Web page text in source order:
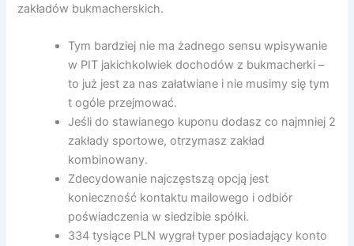
zakładów bukmacherskich.
Tym bardziej nie ma żadnego sensu wpisywanie
w PIT jakichkolwiek dochodów z bukmacherki –
to już jest za nas załatwiane i nie musimy się tym
t ogóle przejmować.
Jeśli do stawianego kuponu dodasz co najmniej 2
zakłady sportowe, otrzymasz zakład
kombinowany.
Zdecydowanie najczęstszą opcją jest
konieczność kontaktu mailowego i odbiór
poświadczenia w siedzibie spółki.
334 tysiące PLN wygrał typer posiadający konto